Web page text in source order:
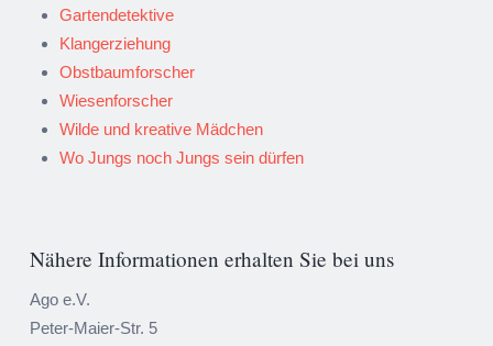
Gartendetektive
Klangerziehung
Obstbaumforscher
Wiesenforscher
Wilde und kreative Mädchen
Wo Jungs noch Jungs sein dürfen
Nähere Informationen erhalten Sie bei uns
Ago e.V.
Peter-Maier-Str. 5